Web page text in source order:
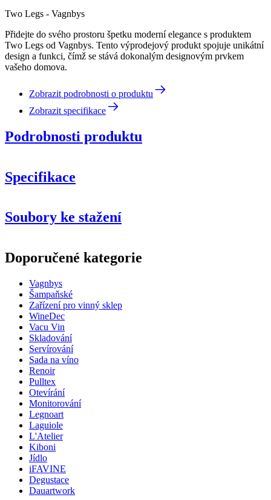
Two Legs - Vagnbys
Přidejte do svého prostoru špetku moderní elegance s produktem
Two Legs od Vagnbys. Tento výprodejový produkt spojuje unikátní
design a funkci, čímž se stává dokonalým designovým prvkem
vašeho domova.
Zobrazit podrobnosti o produktu
Zobrazit specifikace
Podrobnosti produktu
Specifikace
Číslo produktu436025
Hmotnost (kg)3
Soubory ke stažení
Doporučené kategorie
Vagnbys
Šampaňské
Zařízení pro vinný sklep
WineDec
Vacu Vin
Skladování
Servírování
Sada na víno
Renoir
Pulltex
Otevírání
Monitorování
Legnoart
Laguiole
L'Atelier
Kiboni
Jídlo
iFAVINE
Degustace
Dauartwork